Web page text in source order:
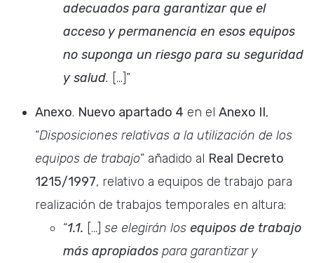
adecuados para garantizar que el
acceso y permanencia en esos equipos
no suponga un riesgo para su seguridad
y salud. […]”
Anexo. Nuevo apartado 4 en el Anexo II,
“Disposiciones relativas a la utilización de los
equipos de trabajo” añadido al Real Decreto
1215/1997, relativo a equipos de trabajo para
realización de trabajos temporales en altura:
“1.1. […] se elegirán los equipos de trabajo
más apropiados para garantizar y